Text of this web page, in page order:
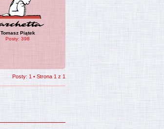
Tomasz Piątek
Posty: 398
Posty: 1 • Strona 1 z 1